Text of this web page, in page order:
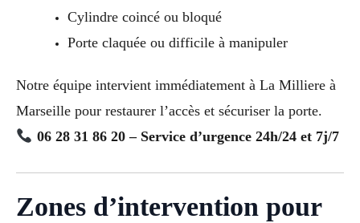
Cylindre coincé ou bloqué
Porte claquée ou difficile à manipuler
Notre équipe intervient immédiatement à La Milliere à
Marseille pour restaurer l’accès et sécuriser la porte.
06 28 31 86 20 – Service d’urgence 24h/24 et 7j/7
Zones d’intervention pour